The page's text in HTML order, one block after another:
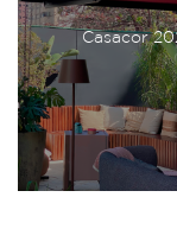
Casacor